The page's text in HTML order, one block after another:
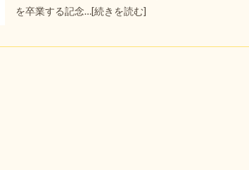
を卒業する記念…[続きを読む]